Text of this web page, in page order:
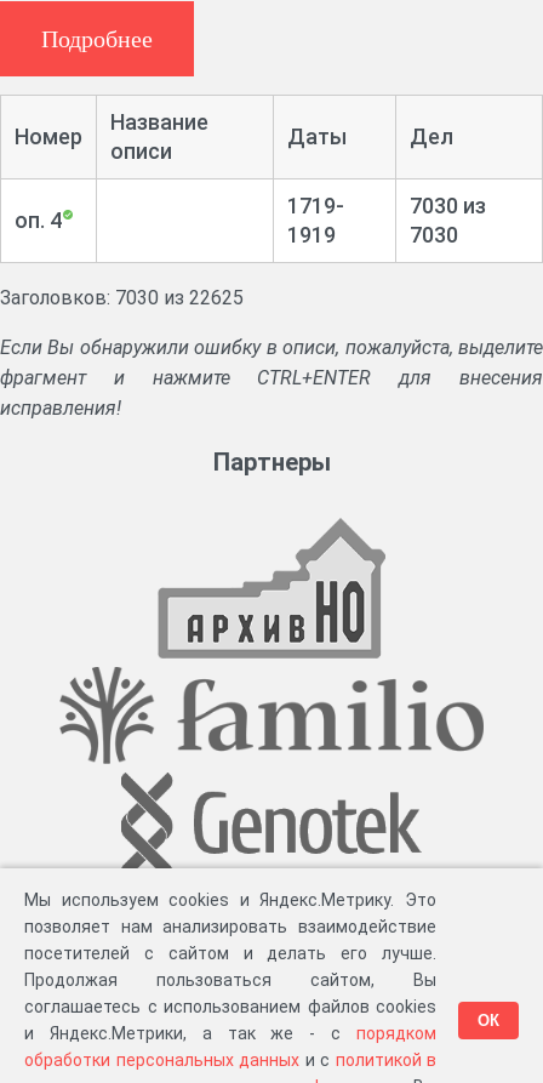
участков по уездам губернии, карты и планы
Владимирской губернии, описания и сведения о дорогах,
земель. Росписи несоответствий между описаниями (в
экономических примечаниях к планам Генерального
межевания?) городов Владимирской губернии и их
прожектированными планами
Подробнее
Номер
Название
описи
Даты Дел
оп. 4
1719-
1919
7030 из
7030
Заголовков: 7030 из 22625
Если Вы обнаружили ошибку в описи, пожалуйста, выделите
фрагмент и нажмите CTRL+ENTER для внесения
исправления!
Партнеры
Разработка компании «Великіе предки», 2023-2026 гг. Блог.Суть проекта
Мы используем cookies и Яндекс.Метрику. Это
позволяет нам анализировать взаимодействие
посетителей с сайтом и делать его лучше.
Продолжая пользоваться сайтом, Вы
соглашаетесь с использованием файлов cookies
и Яндекс.Метрики, а так же - с порядком
обработки персональных данных и с политикой в
ОК